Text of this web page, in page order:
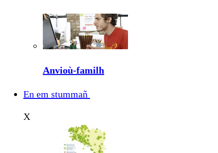
Anvioù-familh
En em stummañ
X